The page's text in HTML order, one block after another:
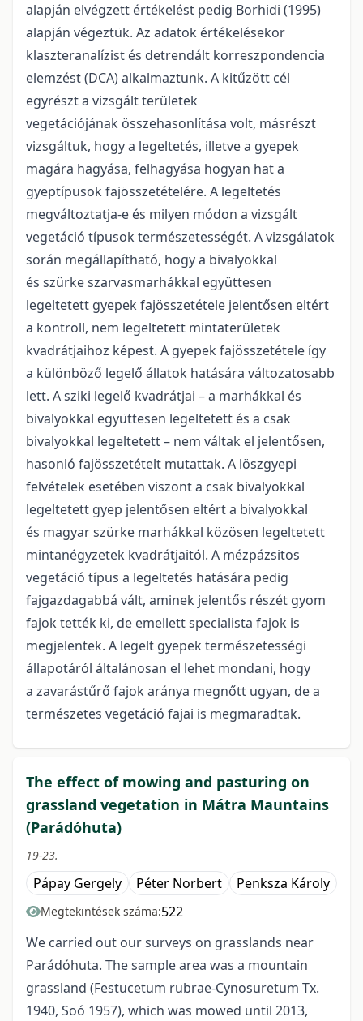
alapján elvégzett értékelést pedig Borhidi (1995)
alapján végeztük. Az adatok értékelésekor
klaszteranalízist és detrendált korreszpondencia
elemzést (DCA) alkalmaztunk. A kitűzött cél
egyrészt a vizsgált területek
vegetációjának összehasonlítása volt, másrészt
vizsgáltuk, hogy a legeltetés, illetve a gyepek
magára hagyása, felhagyása hogyan hat a
gyeptípusok fajösszetételére. A legeltetés
megváltoztatja-e és milyen módon a vizsgált
vegetáció típusok természetességét. A vizsgálatok
során megállapítható, hogy a bivalyokkal
és szürke szarvasmarhákkal együttesen
legeltetett gyepek fajösszetétele jelentősen eltért
a kontroll, nem legeltetett mintaterületek
kvadrátjaihoz képest. A gyepek fajösszetétele így
a különböző legelő állatok hatására változatosabb
lett. A sziki legelő kvadrátjai – a marhákkal és
bivalyokkal együttesen legeltetett és a csak
bivalyokkal legeltetett – nem váltak el jelentősen,
hasonló fajösszetételt mutattak. A löszgyepi
felvételek esetében viszont a csak bivalyokkal
legeltetett gyep jelentősen eltért a bivalyokkal
és magyar szürke marhákkal közösen legeltetett
mintanégyzetek kvadrátjaitól. A mézpázsitos
vegetáció típus a legeltetés hatására pedig
fajgazdagabbá vált, aminek jelentős részét gyom
fajok tették ki, de emellett specialista fajok is
megjelentek. A legelt gyepek természetességi
állapotáról általánosan el lehet mondani, hogy
a zavarástűrő fajok aránya megnőtt ugyan, de a
természetes vegetáció fajai is megmaradtak.
The effect of mowing and pasturing on
grassland vegetation in Mátra Mauntains
(Parádóhuta)
19-23.
Pápay Gergely Péter Norbert Penksza Károly
Megtekintések száma:522
We carried out our surveys on grasslands near
Parádóhuta. The sample area was a mountain
grassland (Festucetum rubrae-Cynosuretum Tx.
1940, Soó 1957), which was mowed until 2013,